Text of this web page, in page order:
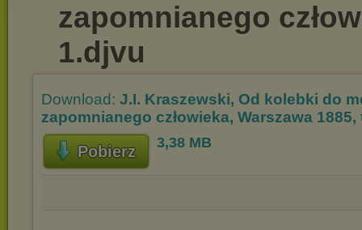
zapomnianego
1.djvu
Download: J.I. Kraszewski, Od kolebki do
zapomnianego człowieka, Warszawa
Pobierz 3,38 MB